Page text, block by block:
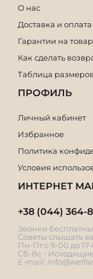
О нас
Доставка и оплата
Гарантии на товар
Как сделать
Таблица размеров
ПРОФИЛЬ
Личный кабинет
Избранное
Политика
Условия
ИНТЕРНЕТ
+38 (044) 364-
Звонки
Советы слышать
Пн-Пт с 9-00 до
Сб-Вс - Исходящие
E-mail: